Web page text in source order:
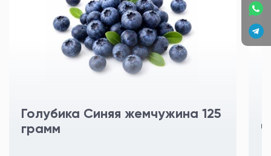
Голубика Синяя жемчужина 125
грамм